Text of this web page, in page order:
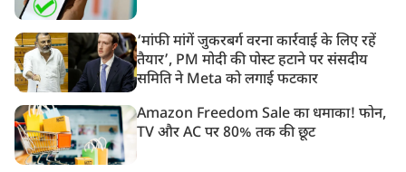
‘मांफी मांगें जुकरबर्ग वरना कार्रवाई के लिए रहें
तैयार’, PM मोदी की पोस्ट हटाने पर संसदीय
समिति ने Meta को लगाई फटकार
Amazon Freedom Sale का धमाका! फोन,
TV और AC पर 80% तक की छूट